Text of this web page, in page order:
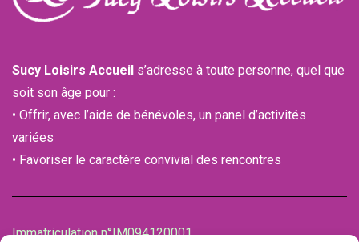
Sucy Loisirs Accueil s’adresse à toute personne, quel que
soit son âge pour :
• Offrir, avec l’aide de bénévoles, un panel d’activités
variées
• Favoriser le caractère convivial des rencontres
Immatriculation n°IM094120001